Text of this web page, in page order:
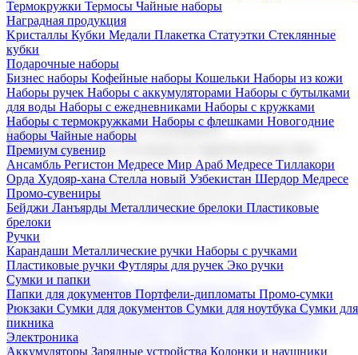
Термокружки Термосы Чайные наборы
Наградная продукция
Kристаллы Кубки Медали Плакетка Статуэтки Стеклянные
кубки
Подарочные наборы
Бизнес наборы Кофейные наборы Кошельки Наборы из кожи
Наборы ручек Наборы с аккумуляторами Наборы с бутылками
для воды Наборы с ежедневниками Наборы с кружками
Наборы с термокружками Наборы с флешками Новогодние
наборы Чайные наборы
Премиум сувенир
Ансамбль Регистон Медресе Мир Араб Медресе Тиллакори
Орда Худояр-хана Стелла новый Узбекистан Шердор Медресе
Промо-сувениры
Бейджи Ланъярды Металлические брелоки Пластиковые
брелоки
Ручки
Карандаши Металлические ручки Наборы с ручками
Пластиковые ручки Футляры для ручек Эко ручки
Сумки и папки
Папки для документов Портфели-дипломаты Промо-сумки
Рюкзаки Сумки для документов Сумки для ноутбука Сумки для
пикника
Электроника
Аккумуляторы Зарядные устройства Колонки и наушники
Корпоративные подарки
Поставка со склада и производство
Мы предлагаем широкий выбор корпоративных подарков и
сувениров с логотипом. В нашем каталоге вы найдете
продукцию для бизнеса, мероприятия и клиентов.
Подарочные наборы
Бизнес наборыКофейные наборы Кошельки
Наборы из кожиНаборы ручекНаборы с аккумуляторами
Наборы с бутылками для воды
Наборы с ежедневниками
Наборы с кружками
флешкамиНовогодние наборыЧайные наборы